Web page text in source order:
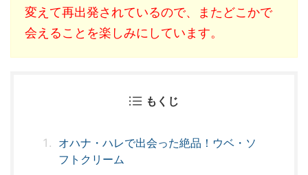
変えて再出発されているので、またどこかで
会えることを楽しみにしています。
もくじ
オハナ・ハレで出会った絶品！ウベ・ソ
フトクリーム